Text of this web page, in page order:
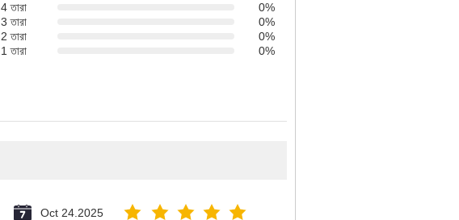
4 তারা
0%
3 তারা
0%
2 তারা
0%
1 তারা
0%
Oct 24.2025